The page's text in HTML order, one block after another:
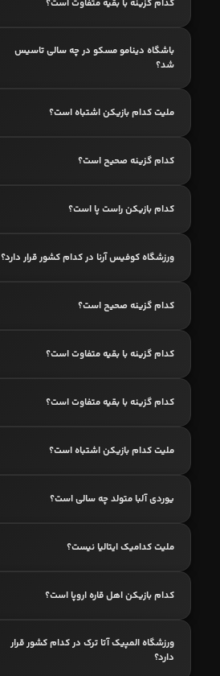
کدام گزینه با بقیه متفاوت است؟
باشگاه دینامو مسکو در چه سالی تاسیس
شد؟
ملیت کدام بازیکن اشتباه است؟
کدام گزینه صحیح است؟
کدام بازیکن راست پا است؟
ورزشگاه کوفیس آرنا در کدام کشور قرار دارد؟
کدام گزینه صحیح است؟
کدام گزینه با بقیه متفاوت است؟
کدام گزینه با بقیه متفاوت است؟
ملیت کدام بازیکن اشتباه است؟
یوردی آلبا متولد چه سالی است؟
ملیت کدامیک ایتالیا نیست؟
کدام بازیکن اهل قاره اروپا است؟
ورزشگاه المپیک آتا ترک در کدام کشور قرار
دارد؟